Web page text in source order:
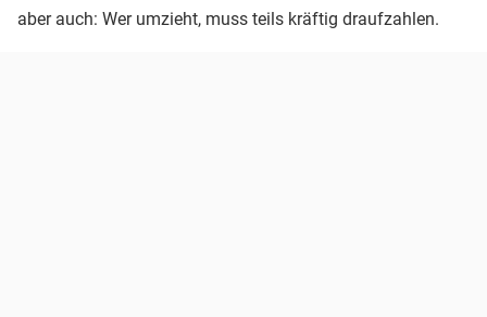
aber auch: Wer umzieht, muss teils kräftig draufzahlen.